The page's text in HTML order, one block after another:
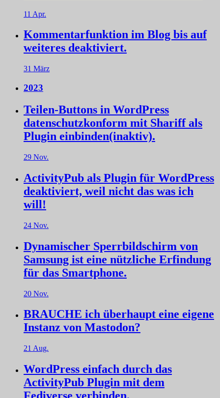
11 Apr.
Kommentarfunktion im Blog bis auf
weiteres deaktiviert.
31 März
2023
Teilen-Buttons in WordPress
datenschutzkonform mit Shariff als
Plugin einbinden(inaktiv).
29 Nov.
ActivityPub als Plugin für WordPress
deaktiviert, weil nicht das was ich
will!
24 Nov.
Dynamischer Sperrbildschirm von
Samsung ist eine nützliche Erfindung
für das Smartphone.
20 Nov.
BRAUCHE ich überhaupt eine eigene
Instanz von Mastodon?
21 Aug.
WordPress einfach durch das
ActivityPub Plugin mit dem